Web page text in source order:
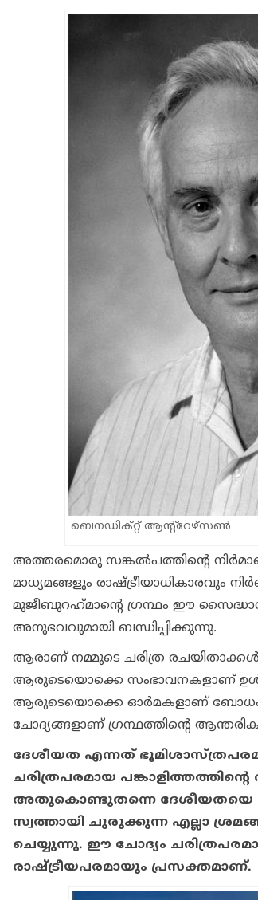
ബെനഡിക്റ്റ് ആന്റ്റേഴ്‌സണ്‍
അത്തരമൊരു സങ്കല്‍പത്തിന്റെ
മാധ്യമങ്ങളും രാഷ്ട്രീയാധികാരവും
മുജീബുറഹ്‌മാന്റെ ഗ്രന്ഥം ഈ
അനുഭവവുമായി ബന്ധിപ്പിക്കുന്നു.
ആരാണ് നമ്മുടെ ചരിത്ര
ആരുടെയൊക്കെ സംഭാവനകളാണ്
ആരുടെയൊക്കെ ഓര്‍മകളാണ്
ചോദ്യങ്ങളാണ് ഗ്രന്ഥത്തിന്റെ
ദേശീയത എന്നത്
ചരിത്രപരമായ
അതുകൊണ്ടുതന്നെ ദേശീയതയെ
സ്വത്തായി ചുരുക്കുന്ന എല്ലാ
ചെയ്യുന്നു. ഈ ചോദ്യം
രാഷ്ട്രീയപരമായും പ്രസക്തമാണ്.